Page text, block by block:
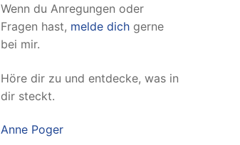
Wenn du Anregungen oder
Fragen hast, melde dich gerne
bei mir.
Höre dir zu und entdecke, was in
dir steckt.
Anne Poger